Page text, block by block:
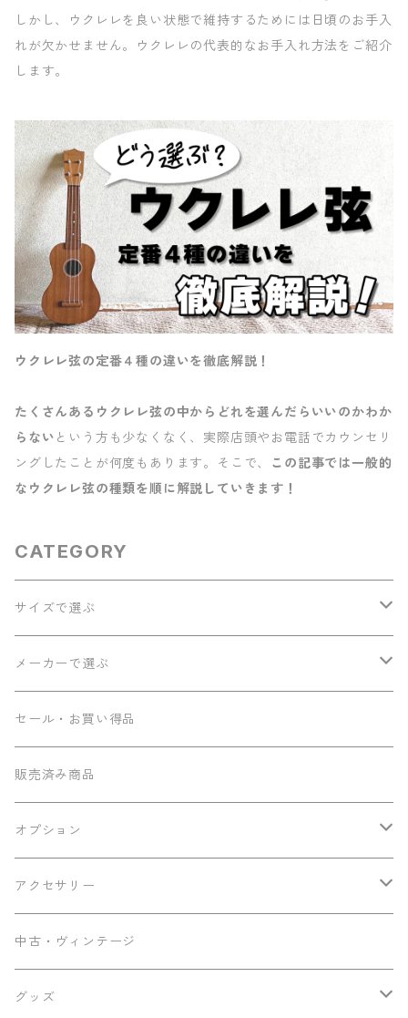
しかし、ウクレレを良い状態で維持するためには日頃のお手入
れが欠かせません。ウクレレの代表的なお手入れ方法をご紹介
します。
ウクレレ弦の定番４種の違いを徹底解説！
たくさんあるウクレレ弦の中からどれを選んだらいいのかわか
らない という方も少なくなく、実際店頭やお電話でカウンセリ
ングしたことが何度もあります。そこで、 この記事では一般的
なウクレレ弦の種類を順に解説していきます！
CATEGORY
サイズで選ぶ
ソプラノ
コンサート
テナー
その他
ミニテナー
メーカーで選ぶ
Seilen
Sumi工房
Ancestor's
Frayns
KOU ukulele
早瀬ギター工房
セール・お買い得品
販売済み商品
オプション
エンドピン追加
アクセサリー
メンテナンス用品
ケース
中古・ヴィンテージ
グッズ